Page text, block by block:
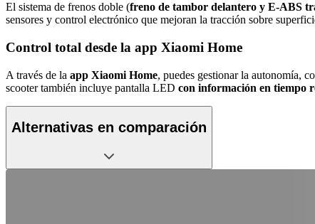
El sistema de frenos doble (freno de tambor delantero y E-ABS
sensores y control electrónico que mejoran la tracción sobre
Control total desde la app Xiaomi Home
A través de la app Xiaomi Home, puedes gestionar la autonomía,
scooter también incluye pantalla LED con información en tiempo
Alternativas en comparación